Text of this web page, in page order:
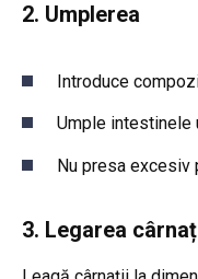
2. Umplerea
Introduce
Umple intestinele
Nu presa excesiv
3. Legarea